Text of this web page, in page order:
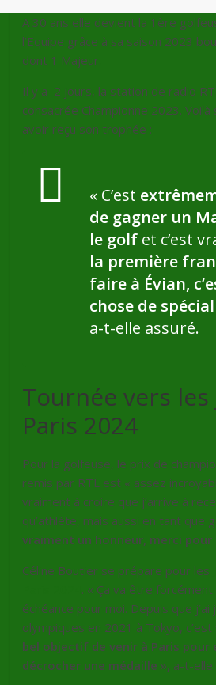
A 30 ans elle devient la 1ère
l’Equipe grâce à sa saison 2023
dont 1 Majeur.
Il y a 2 jours, la station de radio
consacrée Championne 2023.
avoir reçu son trophée :
« C’est
de gagner un
le golf et c’est
la première
faire à Évian,
chose de
a-t-elle assuré.
Tournée vers les
Paris 2024
Pour la golfeuse, le prix de
remis par RTL est « assez
vraiment à croire que j’arrive à
qu’athlète, mais aussi en tant que
vraiment un honneur, merci pour
Céline Boutier se prépare pour les
. « Ça va être
échéance pour moi. Depuis que j’ai
olympiques en 2021 à Tokyo, c’est
bel objectif de venir à Paris pour
décrocher une médaille », a-t-elle